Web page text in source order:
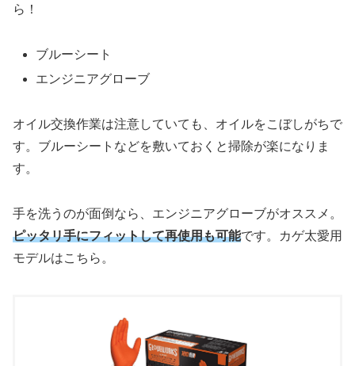
ら！
ブルーシート
エンジニアグローブ
オイル交換作業は注意していても、オイルをこぼしがちで
す。ブルーシートなどを敷いておくと掃除が楽になりま
す。
手を洗うのが面倒なら、エンジニアグローブがオススメ。
ピッタリ手にフィットして再使用も可能です。カゲ太愛用
モデルはこちら。